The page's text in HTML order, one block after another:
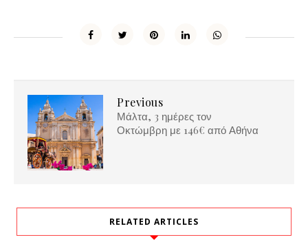
Previous
Μάλτα, 3 ημέρες τον
Οκτώμβρη με 146€ από Αθήνα
RELATED ARTICLES